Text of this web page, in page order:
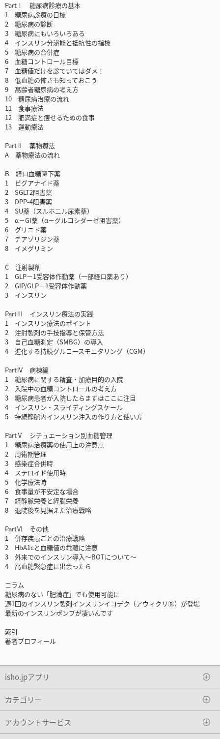
PartⅠ 糖尿病診療の基本
1 糖尿病診療の目標
2 糖尿病の診断
3 糖尿病にもいろいろある
4 インスリン分泌能と抵抗性の指標
5 糖尿病の合併症
6 血糖コントロール目標
7 血糖値だけを診ていてはダメ！
8 低血糖の怖さも知っておこう
9 高齢者糖尿病の考え方
10 糖尿病治療の流れ
11 食事療法
12 肥満症と痩せるための食事
13 運動療法
PartⅡ 薬物療法
A 薬物療法の流れ
B 経口血糖降下薬
1 ビグアナイド薬
2 SGLT2阻害薬
3 DPP-4阻害薬
4 SU薬（スルホニル尿素薬）
5 α－GI薬（α－グルコシダーゼ阻害薬）
6 グリニド薬
7 チアゾリジン薬
8 イメグリミン
C 注射製剤
1 GLP－1受容体作動薬（一部経口薬あり）
2 GIP/GLP－1受容体作動薬
3 インスリン
PartⅢ インスリン療法の実践
1 インスリン療法のポイント
2 注射製剤の手技指導と保管方法
3 自己血糖測定（SMBG）の導入
4 進化する持続グルコースモニタリング（CGM）
PartⅣ 病棟編
1 糖尿病に関する精査・加療目的の入院
2 入院中の血糖コントロールの考え方
3 糖尿病患者が入院したらまずはここに注目
4 インスリン・スライディングスケール
5 持続静脈内インスリン注入の作り方と使い方
PartⅤ シチュエーション別血糖管理
1 糖尿病治療薬の使用上の注意点
2 周術期管理
3 感染症合併時
4 ステロイド使用時
5 化学療法時
6 食事量が不安定な場合
7 経静脈栄養と経腸栄養
8 退院後を見据えた治療戦略
PartⅥ その他
1 併存疾患ごとの治療戦略
2 HbA1cと血糖値の乖離に注意
3 外来でのインスリン導入～BOTについて～
4 高血糖緊急症に出会ったら
コラム
糖尿病のない「肥満症」でも使用可能に
週1回のインスリン製剤インスリンイコデク（アウィクリⓇ）が登場
最新のインスリンポンプが凄いんです
索引
著者プロフィール
isho.jpアプリ
カテゴリー
アカウントサービス